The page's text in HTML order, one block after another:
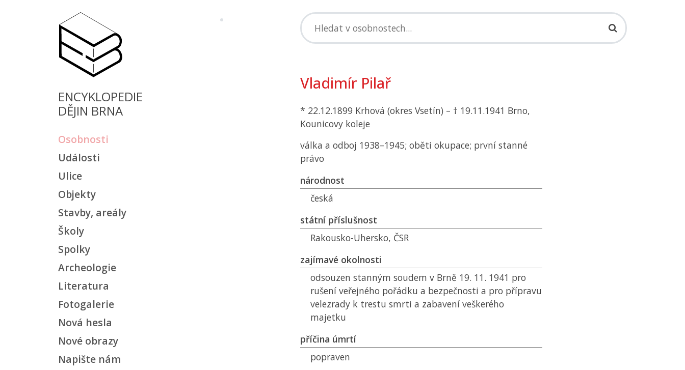
ENCYKLOPEDIE
DĚJIN BRNA
Osobnosti
Události
Ulice
Objekty
Stavby, areály
Školy
Spolky
Archeologie
Literatura
Fotogalerie
Nová hesla
Nové obrazy
Napište nám
Vladimír Pilař
* 22.12.1899 Krhová (okres Vsetín) – † 19.11.1941 Brno,
Kounicovy koleje
válka a odboj 1938–1945; oběti okupace; první stanné
právo
národnost
česká
státní příslušnost
Rakousko-Uhersko, ČSR
zajímavé okolnosti
odsouzen stanným soudem v Brně 19. 11. 1941 pro
rušení veřejného pořádku a bezpečnosti a pro přípravu
velezrady k trestu smrti a zabavení veškerého
majetku
příčina úmrtí
popraven